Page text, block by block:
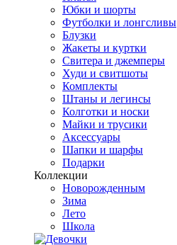
Юбки и шорты
Футболки и лонгсливы
Блузки
Жакеты и куртки
Свитера и джемперы
Худи и свитшоты
Комплекты
Штаны и легинсы
Колготки и носки
Майки и трусики
Аксессуары
Шапки и шарфы
Подарки
Коллекции
Новорожденным
Зима
Лето
Школа